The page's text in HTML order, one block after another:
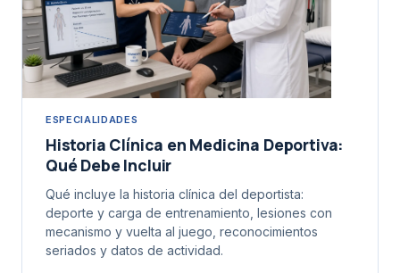
ESPECIALIDADES
Historia Clínica en Medicina Deportiva:
Qué Debe Incluir
Qué incluye la historia clínica del deportista:
deporte y carga de entrenamiento, lesiones con
mecanismo y vuelta al juego, reconocimientos
seriados y datos de actividad.